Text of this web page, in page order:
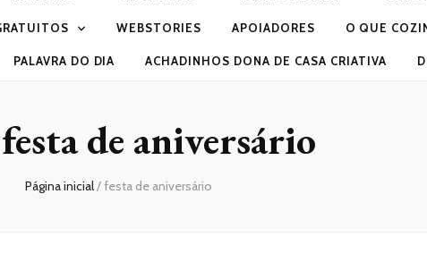
WEBSTORIES APOIADORES O QUE
PALAVRA DO DIA ACHADINHOS DONA DE CASA CRIATIVA
festa de aniversário
Página inicial/festa de aniversário